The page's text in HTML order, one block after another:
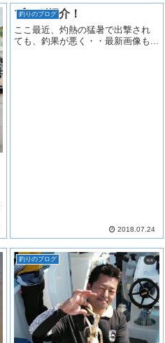
釣りのブログ
ブログ紹介！
ここ最近、灼熱の猛暑で出撃され
ても、釣果が悪く・・最新画像も...
2018.07.24
釣りのブログ